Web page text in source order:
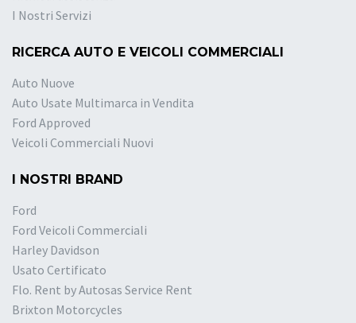
I Nostri Servizi
RICERCA AUTO E VEICOLI COMMERCIALI
Auto Nuove
Auto Usate Multimarca in Vendita
Ford Approved
Veicoli Commerciali Nuovi
I NOSTRI BRAND
Ford
Ford Veicoli Commerciali
Harley Davidson
Usato Certificato
Flo. Rent by Autosas Service Rent
Brixton Motorcycles